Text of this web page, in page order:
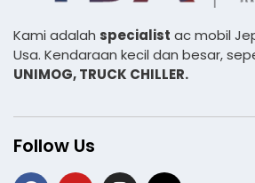
Kami adalah specialist ac mobil
Usa. Kendaraan kecil dan besar,
UNIMOG, TRUCK CHILLER.
Follow Us